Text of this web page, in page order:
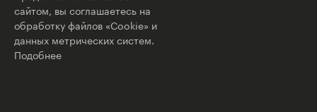
сайтом, вы соглашаетесь на
обработку файлов «Cookie» и
данных метрических систем.
Подобнее